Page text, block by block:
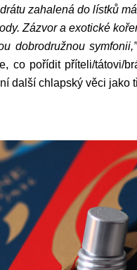
zahalená do lístků
Zázvor a exotické
dobrodružnou symfonii,”
co pořídit příteli/tátovi/
další chlapský věci jako